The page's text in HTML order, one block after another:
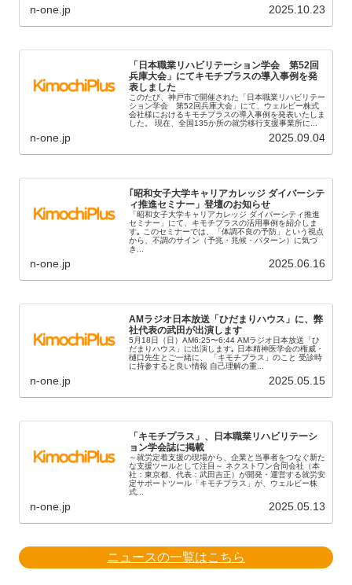
n-one.jp 2025.10.23
「日本職業リハビリテーション学会 第52回
兵庫大会」にてキモチプラスの導入事例を発
表しました
このたび、神戸市で開催された「日本職業リハビリテー
ション学会 第52回兵庫大会」にて、ウェルビー株式
会社様におけるキモチプラスの導入事例を発表いたしま
した。 現在、全国135か所の就労移行支援事業所に...
n-one.jp 2025.09.04
｢昭和女子大学キャリアカレッジ ダイバーシテ
ィ推進セミナー」登壇のお知らせ
「昭和女子大学キャリアカレッジ ダイバーシティ推進
セミナー」にて、キモチプラスの活用事例を紹介しま
す｡ このセミナーでは、「体調不良の予防」という視点
から、不調のサイン（予兆・兆候・パターン）に気づ
き...
n-one.jp 2025.06.16
AMラジオ日本放送「ひだまりハウス」に、弊
社代表の武田が出演します
5月18日（日）AM6:25〜6:44 AMラジオ日本放送「ひ
だまりハウス」に出演します｡ 日本精神医学会の権威・
樋口先生とご一緒に、 「キモチプラス」のこと 受診時
に持参すると良い情報 自己理解の重...
n-one.jp 2025.05.15
「キモチプラス」、日本職業リハビリテーシ
ョン学会誌に掲載
～就労定着支援の現場から、企業と当事者をつなぐ新た
な支援ツールとして注目～ ネクストワン合同会社（本
社：東京都、代表：武田吉正）が開発・運営する就労安
定サポートツール「キモチプラス」が、ウェルビー株
式...
n-one.jp 2025.05.13
ニュースの一覧はこちら